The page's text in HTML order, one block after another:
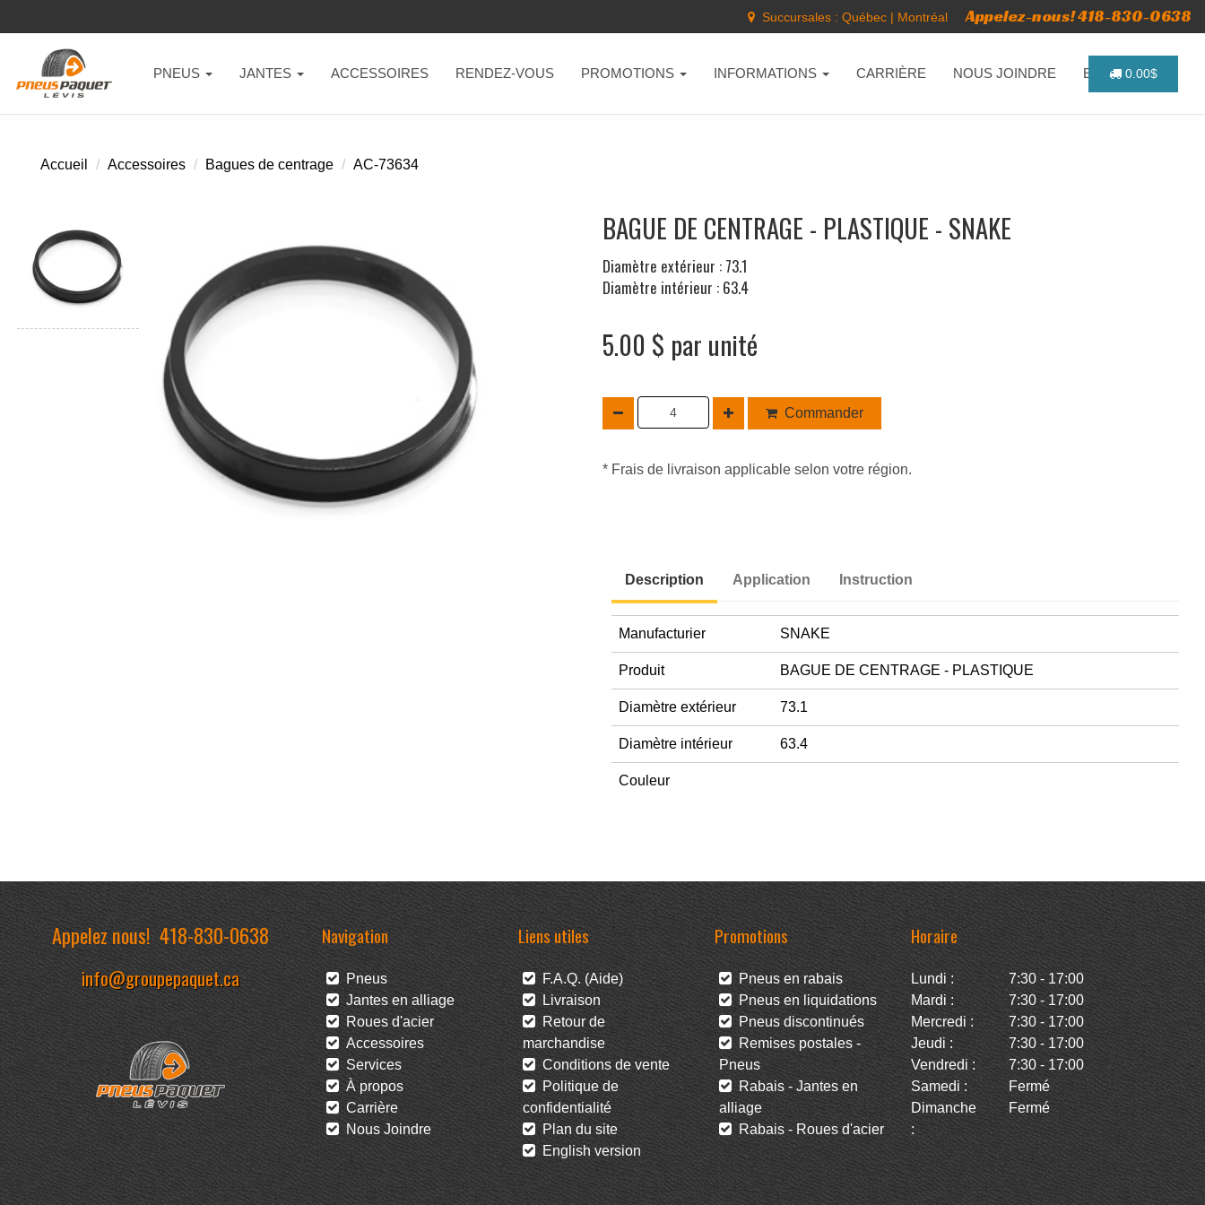
Succursales : Québec | Montréal Appelez-nous! 418-830-0638
PNEUS JANTES ACCESSOIRES RENDEZ-VOUS PROMOTIONS INFORMATIONS CARRIÈRE NOUS JOINDRE ENGLISH
0.00$
Accueil Accessoires Bagues de centrage AC-73634
BAGUE DE CENTRAGE - PLASTIQUE - SNAKE
Diamètre extérieur : 73.1
Diamètre intérieur : 63.4
5.00 $ par unité
Commander
* Frais de livraison applicable selon votre région.
Description Application Instruction
Manufacturier SNAKE
Produit BAGUE DE CENTRAGE - PLASTIQUE
Diamètre extérieur 73.1
Diamètre intérieur 63.4
Couleur
Appelez nous!418-830-0638
info@groupepaquet.ca
Navigation
Pneus
Jantes en alliage
Roues d'acier
Accessoires
Services
À propos
Carrière
Nous Joindre
Liens utiles
F.A.Q. (Aide)
Livraison
Retour de
marchandise
Conditions de vente
Politique de
confidentialité
Plan du site
English version
Promotions
Pneus en rabais
Pneus en liquidations
Pneus discontinués
Remises postales -
Pneus
Rabais - Jantes en
alliage
Rabais - Roues d'acier
Horaire
Lundi :
7:30 - 17:00
Mardi :
7:30 - 17:00
Mercredi :
7:30 - 17:00
Jeudi :
7:30 - 17:00
Vendredi :
7:30 - 17:00
Samedi :
Fermé
Dimanche
:
Fermé